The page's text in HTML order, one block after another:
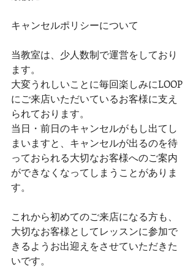
キャンセルポリシーについて
当教室は、少人数制で運営をしており
ます。
大変うれしいことに毎回楽しみにLOOP
にご来店いただいているお客様に支え
られております。
当日・前日のキャンセルがもし出てし
まいますと、キャンセルが出るのを待
っておられる大切なお客様へのご案内
ができなくなってしまうことがありま
す。
これから初めてのご来店になる方も、
大切なお客様としてレッスンに参加で
きるようお出迎えをさせていただきた
いです。